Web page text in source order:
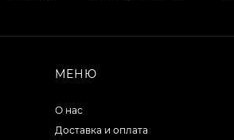
МЕНЮ
О нас
Доставка и оплата